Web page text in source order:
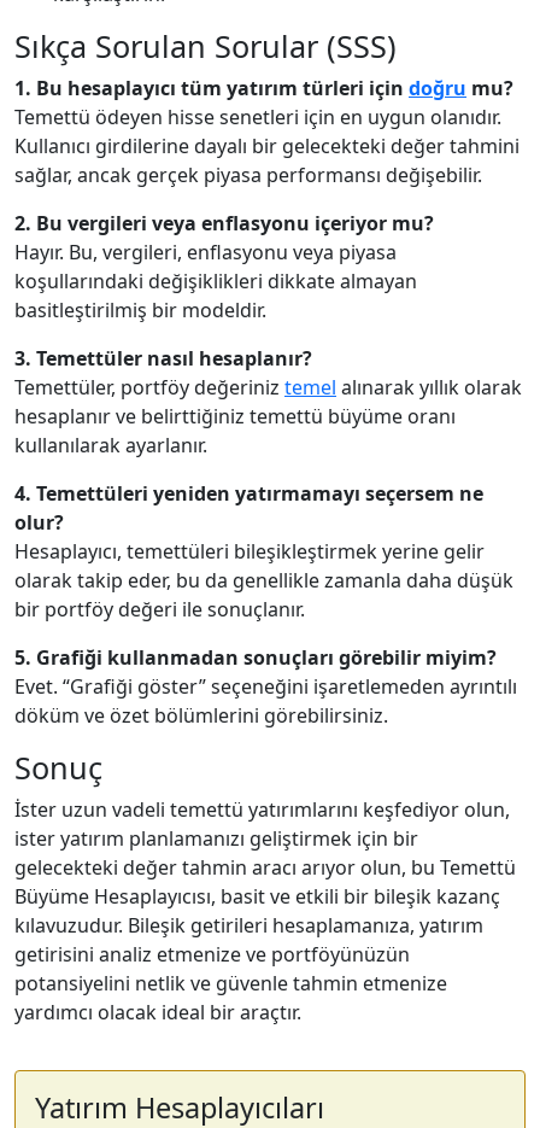
Sıkça Sorulan Sorular (SSS)
1. Bu hesaplayıcı tüm yatırım türleri için doğru mu?
Temettü ödeyen hisse senetleri için en uygun olanıdır.
Kullanıcı girdilerine dayalı bir gelecekteki değer tahmini
sağlar, ancak gerçek piyasa performansı değişebilir.
2. Bu vergileri veya enflasyonu içeriyor mu?
Hayır. Bu, vergileri, enflasyonu veya piyasa
koşullarındaki değişiklikleri dikkate almayan
basitleştirilmiş bir modeldir.
3. Temettüler nasıl hesaplanır?
Temettüler, portföy değeriniz temel alınarak yıllık olarak
hesaplanır ve belirttiğiniz temettü büyüme oranı
kullanılarak ayarlanır.
4. Temettüleri yeniden yatırmamayı seçersem ne
olur?
Hesaplayıcı, temettüleri bileşikleştirmek yerine gelir
olarak takip eder, bu da genellikle zamanla daha düşük
bir portföy değeri ile sonuçlanır.
5. Grafiği kullanmadan sonuçları görebilir miyim?
Evet. “Grafiği göster” seçeneğini işaretlemeden ayrıntılı
döküm ve özet bölümlerini görebilirsiniz.
Sonuç
İster uzun vadeli temettü yatırımlarını keşfediyor olun,
ister yatırım planlamanızı geliştirmek için bir
gelecekteki değer tahmin aracı arıyor olun, bu Temettü
Büyüme Hesaplayıcısı, basit ve etkili bir bileşik kazanç
kılavuzudur. Bileşik getirileri hesaplamanıza, yatırım
getirisini analiz etmenize ve portföyünüzün
potansiyelini netlik ve güvenle tahmin etmenize
yardımcı olacak ideal bir araçtır.
Yatırım Hesaplayıcıları